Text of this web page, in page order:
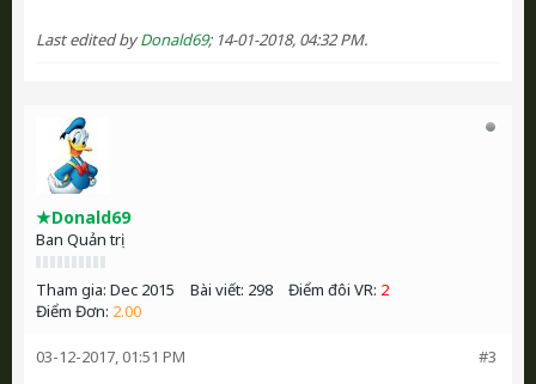
Last edited byDonald69; 14-01-2018, 04:32 PM.
★Donald69
Ban Quản trị
Tham gia: Dec 2015 Bài viết: 298 Điểm đôi VR: 2
Điểm Đơn: 2.00
#3
03-12-2017, 01:51 PM